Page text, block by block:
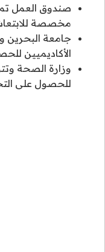
صندوق العمل
مخصصة
جامعة البحرين
الأكاديميين
وزارة الصحة
للحصول على